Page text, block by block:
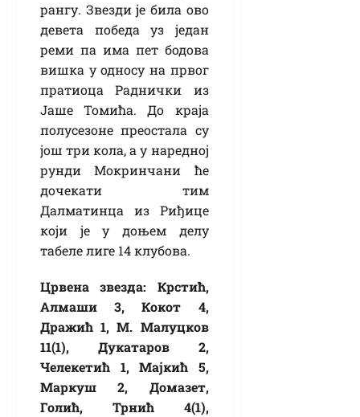
рангу. Звезди је била ово
девета победа уз један
реми па има пет бодова
вишка у односу на првог
пратиоца Раднички из
Јаше Томића. До краја
полусезоне преостала су
још три кола, а у наредној
рунди Мокринчани ће
дочекати тим
Далматинца из Риђице
који је у доњем делу
табеле лиге 14 клубова.
Црвена звезда: Крстић,
Алмаши 3, Кокот 4,
Дражић 1, М. Малуцков
11(1), Дукатаров 2,
Челекетић 1, Мајкић 5,
Маркуш 2, Домазет,
Голић, Трнић 4(1),